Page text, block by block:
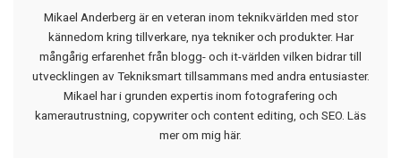
Mikael Anderberg är en veteran inom teknikvärlden med stor
kännedom kring tillverkare, nya tekniker och produkter. Har
mångårig erfarenhet från blogg- och it-världen vilken bidrar till
utvecklingen av Tekniksmart tillsammans med andra entusiaster.
Mikael har i grunden expertis inom fotografering och
kamerautrustning, copywriter och content editing, och SEO. Läs
mer om mig här.